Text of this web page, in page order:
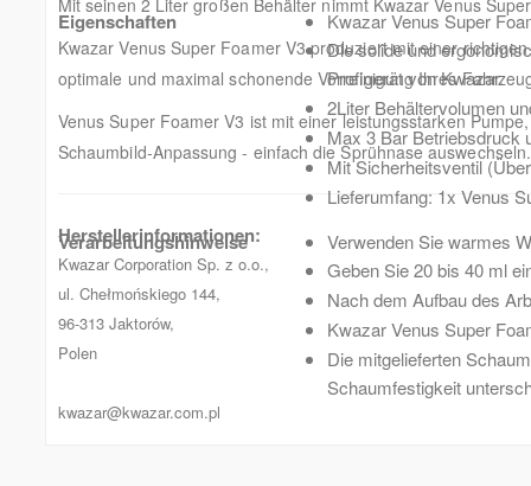
Kwazar Venus Super Foamer V3 produziert mit einer
optimale und maximal schonende Vorreinigung Ihres
Venus Super Foamer V3 ist mit einer leistungsstarken
Schaumbild-Anpassung - einfach die Sprühnase auswechseln.
Herstellerinformationen:
Kwazar Corporation Sp. z o.o.,
ul. Chełmońskiego 144,
96-313 Jaktorów,
Polen
kwazar@kwazar.com.pl
Eigenschaften
Kwazar Venus Super
Die solide und
Profigerät von Kwazar.
2Liter Behältervolumen
Max 3 Bar Betriebsdruck
Mit Sicherheitsventil
Lieferumfang: 1x Venus
Verarbeitungshinweise
Verwenden Sie warmes
Geben Sie 20 bis 40 ml
Nach dem Aufbau des
Kwazar Venus Super
Die mitgelieferten
Schaumfestigkeit